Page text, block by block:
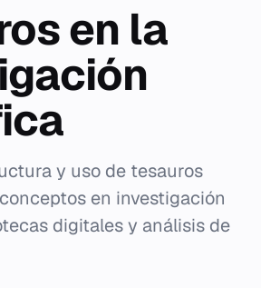
en la
y uso de tesauros
en investigación
digitales y análisis de